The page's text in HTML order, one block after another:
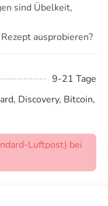
sind Übelkeit,
ausprobieren?
9-21 Tage
Discovery, Bitcoin,
Luftpost) bei